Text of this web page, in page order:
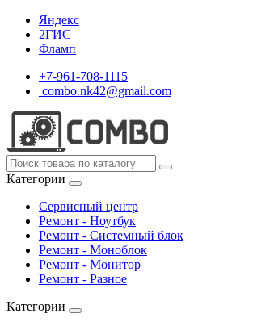
Яндекс
2ГИС
Фламп
+7-961-708-1115
combo.nk42@gmail.com
Категории
Сервисный центр
Ремонт - Ноутбук
Ремонт - Системный блок
Ремонт - Моноблок
Ремонт - Монитор
Ремонт - Разное
Категории